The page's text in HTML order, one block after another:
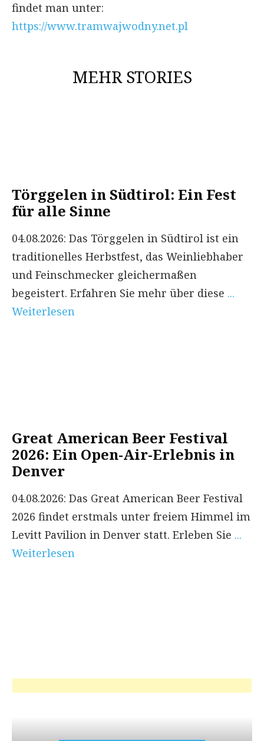
findet man unter:
https://www.tramwajwodny.net.pl
MEHR STORIES
Törggelen in Südtirol: Ein Fest
für alle Sinne
04.08.2026: Das Törggelen in Südtirol ist ein
traditionelles Herbstfest, das Weinliebhaber
und Feinschmecker gleichermaßen
begeistert. Erfahren Sie mehr über diese ...
Weiterlesen
Great American Beer Festival
2026: Ein Open-Air-Erlebnis in
Denver
04.08.2026: Das Great American Beer Festival
2026 findet erstmals unter freiem Himmel im
Levitt Pavilion in Denver statt. Erleben Sie ...
Weiterlesen